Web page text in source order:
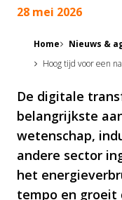
28 mei 2026
Home Nieuws &
Hoog tijd voor een
De digitale
belangrijkste
wetenschap,
andere sector
het
tempo en groeit